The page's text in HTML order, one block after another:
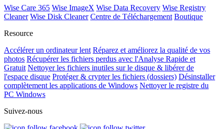
Wise Care 365 Wise ImageX Wise Data Recovery Wise Registry
Cleaner Wise Disk Cleaner Centre de Téléchargement Boutique
Resource
Accélérer un ordinateur lent Réparez et améliorez la qualité de vos
photos Récupérer les fichiers perdus avec l'Analyse Rapide et
Gratuit Nettoyer les fichiers inutiles sur le disque & libérer de
l'espace disque Protéger & crypter les fichiers (dossiers) Désinstaller
complètement les applications de Windows Nettoyer le registre du
PC Windows
Suivez-nous